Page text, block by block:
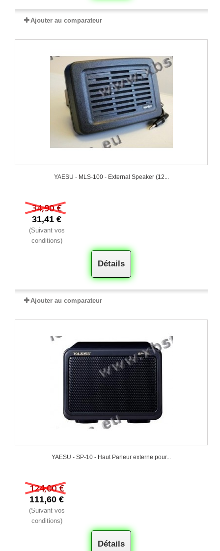
Ajouter au comparateur
YAESU - MLS‐100 - External Speaker (12...
34,90 €
31,41 €
(Suivant vos
conditions)
Détails
Ajouter au comparateur
YAESU - SP-10 - Haut Parleur externe pour...
124,00 €
111,60 €
(Suivant vos
conditions)
Détails